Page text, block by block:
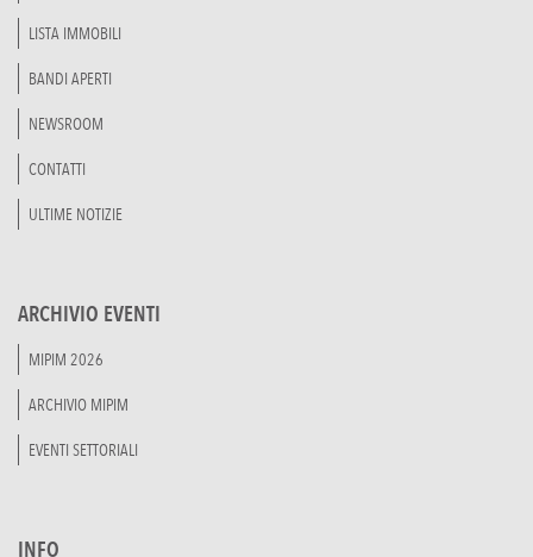
LISTA IMMOBILI
BANDI APERTI
NEWSROOM
CONTATTI
ULTIME NOTIZIE
ARCHIVIO EVENTI
MIPIM 2026
ARCHIVIO MIPIM
EVENTI SETTORIALI
INFO